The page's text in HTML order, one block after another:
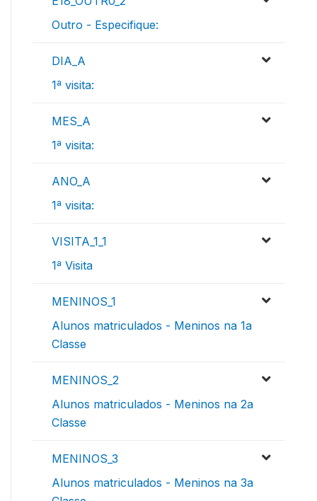
Outro - Especifique:
DIA_A
1ª visita:
MES_A
1ª visita:
ANO_A
1ª visita:
VISITA_1_1
1ª Visita
MENINOS_1
Alunos matriculados - Meninos na 1a
Classe
MENINOS_2
Alunos matriculados - Meninos na 2a
Classe
MENINOS_3
Alunos matriculados - Meninos na 3a